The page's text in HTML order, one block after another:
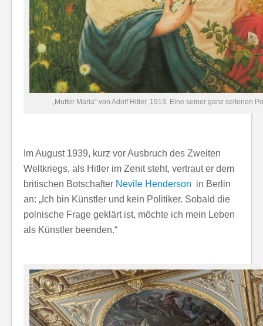
„Mutter Maria“ von Adolf Hitler, 1913. Eine seiner ganz seltenen
Im August 1939, kurz vor Ausbruch des Zweiten
Weltkriegs, als Hitler im Zenit steht, vertraut er dem
britischen Botschafter Nevile Henderson in Berlin
an: „Ich bin Künstler und kein Politiker. Sobald die
polnische Frage geklärt ist, möchte ich mein Leben
als Künstler beenden.“